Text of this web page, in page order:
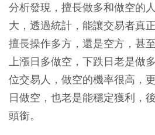
分析發現，擅長做多和做空的
大，透過統計，能讓交易者真
擅長操作多方，還是空方，甚
上漲日多做空，下跌日老是做
位交易人，做空的機率很高，
日做空，也老是能穩定獲利，
頭銜。